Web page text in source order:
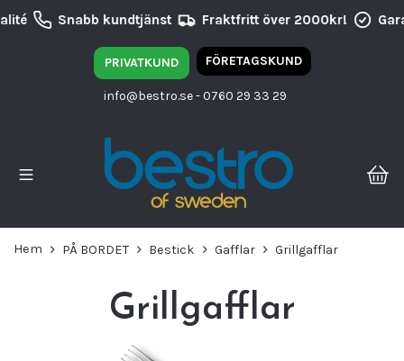
Snabb kundtjänst Fraktfritt över 2000kr!
PRIVATKUND FÖRETAGSKUND
info@bestro.se- 0760 29 33 29
Hem PÅ BORDET Bestick Gafflar Grillgafflar
Grillgafflar